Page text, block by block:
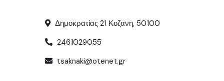
Δημοκρατίας 21 Κοζανη, 50100
2461029055
tsaknaki@otenet.gr